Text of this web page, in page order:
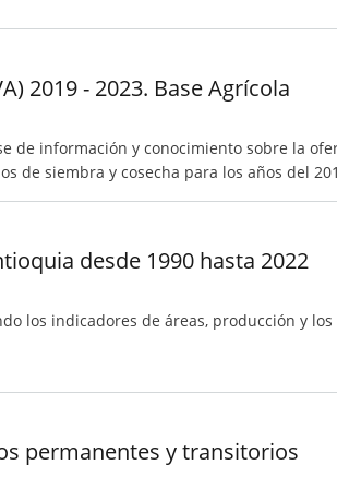
2019 - 2023. Base Agrícola
de información y conocimiento sobre la
de siembra y cosecha para los años del
desde 1990 hasta 2022
los indicadores de áreas, producción y
permanentes y transitorios